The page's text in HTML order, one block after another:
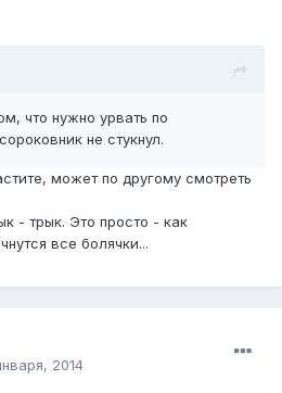
что нужно урвать по
не стукнул.
может по другому смотреть
- трык. Это просто - как
все болячки...
2014